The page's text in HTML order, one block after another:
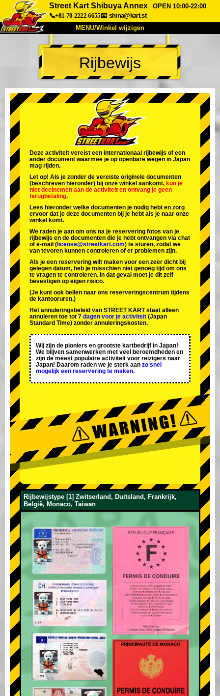
Street Kart Shibuya Annex
OPEN 10:00-22:00
📞+81-70-2222-6655📧 shina@kart.st
MENU/Winkel wijzigen
TOP
Over Specificaties Prijzen
Bedrijf Boekingen
Winkel wijzigen
Tokyo Shinagawa
Tokyo Akihabara#2
Tokyo Shibuya Annex Tokyo Bay
Tokyo Asakusa Osaka
Okinawa
Rijbewijs
Deze activiteit vereist een internationaal rijbewijs of een
ander document waarmee je op openbare wegen in Japan
mag rijden.
Let op! Als je zonder de vereiste originele documenten
(beschreven hieronder) bij onze winkel aankomt, kun je
niet deelnemen aan de activiteit en ontvang je geen
terugbetaling.
Lees hieronder welke documenten je nodig hebt en zorg
ervoor dat je deze documenten bij je hebt als je naar onze
winkel komt.
We raden je aan om ons na je reservering fotos van je
rijbewijs en de documenten die je hebt ontvangen via chat
of e-mail ( license@streetkart.com) te sturen, zodat we
van tevoren kunnen controleren of er problemen zijn.
Als je een reservering wilt maken voor een zeer dicht bij
gelegen datum, heb je misschien niet genoeg tijd om ons
te vragen te controleren. In dat geval moet je dit zelf
bevestigen op eigen risico.
(Je kunt ook bellen naar ons reserveringscentrum tijdens
de kantooruren.)
Het annuleringsbeleid van STREET KART staat alleen
annuleren toe tot 7 dagen voor je activiteit (Japan
Standard Time) zonder annuleringskosten.
Wij zijn de pioniers en grootste kartbedrijf in Japan!
We blijven samenwerken met veel beroemdheden en
zijn de meest populaire activiteit voor reizigers naar
Japan! Daarom raden we je sterk aan zo snel
mogelijk een reservering te maken.
Rijbewijstype [1] Zwitserland, Duitsland, Frankrijk,
België, Monaco, Taiwan